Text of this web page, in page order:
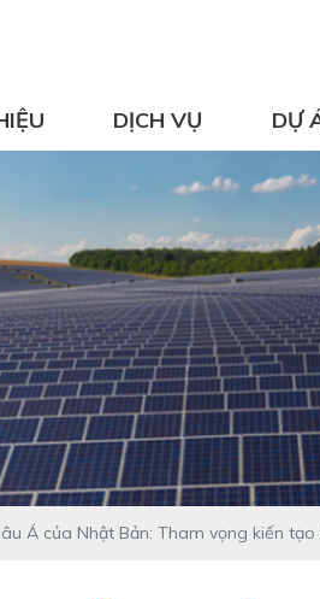
DỊCH VỤ DỰ
Á của Nhật Bản: Tham vọng kiến